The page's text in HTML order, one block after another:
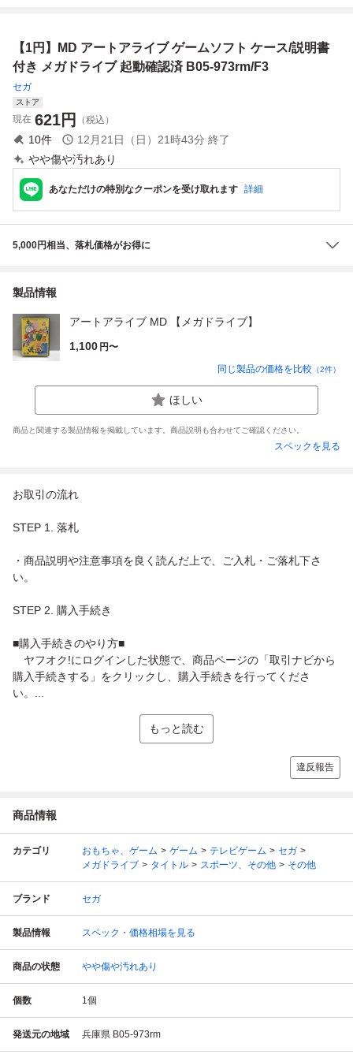
品 K07-062ek/F3
E 未検品 J04-195
ek/F3
J04-197ek/F3
ek/F3
【1円】MD アートアライブ ゲームソフト ケース/説明書
付き メガドライブ 起動確認済 B05-973rm/F3
セガ
ストア
現在 621円 （税込）
10件 12月21日（日）21時43分 終了
やや傷や汚れあり
あなただけの特別なクーポンを受け取れます 詳細
5,000円相当、落札価格がお得に
製品情報
アートアライブ MD 【メガドライブ】
1,100 円〜
同じ製品の価格を比較 （2件）
ほしい
商品と関連する製品情報を掲載しています。商品説明も合わせてご確認ください。
スペックを見る
お取引の流れ
STEP 1. 落札
・商品説明や注意事項を良く読んだ上で、ご入札・ご落札下さ
い。
STEP 2. 購入手続き
■購入手続きのやり方■
ヤフオク!にログインした状態で、商品ページの「取引ナビから
購入手続きする」をクリックし、購入手続きを行ってくださ
い。...
もっと読む
違反報告
商品情報
カテゴリ おもちゃ、ゲーム ゲーム テレビゲーム
セガ
メガドライブ
タイトル スポーツ、その他 その他
ブランド セガ
製品情報 スペック・価格相場を見る
商品の状態 やや傷や汚れあり
個数 1個
発送元の地域 兵庫県 B05-973rm